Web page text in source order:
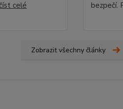
celé
bezpečí.
Zobrazit všechny články